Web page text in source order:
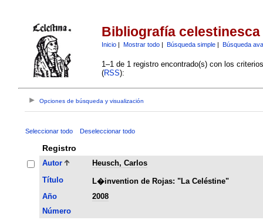
Bibliografía celestinesca
Inicio| Mostrar todo| Búsqueda simple| Búsqueda
1–1 de 1 registro encontrado(s) con los
(RSS):
Opciones de búsqueda y visualización
Seleccionar todo Deseleccionar todo
Registro
Autor
Heusch, Carlos
Título
L�invention de Rojas: "La Celéstine"
Año
2008
Número